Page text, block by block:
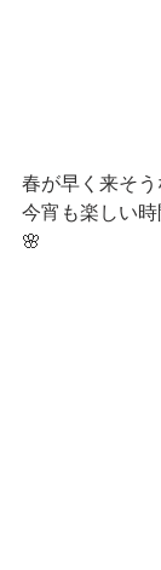
春が早く来そ
今宵も楽しい
🌸